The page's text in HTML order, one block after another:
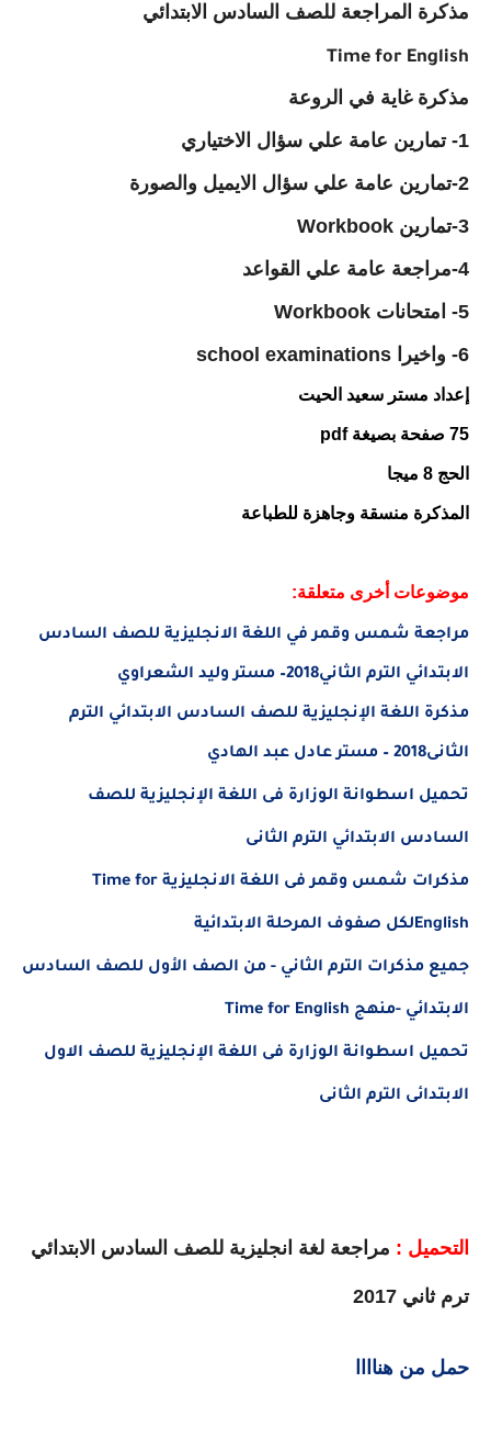
مذكرة المراجعة للصف السادس الابتدائي
Time for English
مذكرة غاية في الروعة
1- تمارين عامة علي سؤال الاختياري
2-تمارين عامة علي سؤال الايميل والصورة
3-تمارين
Workbook
4-مراجعة عامة علي القواعد
5- امتحانات
Workbook
6- واخيرا
school examinations
إعداد مستر سعيد الحيت
75 صفحة بصيغة pdf
الحج 8 ميجا
المذكرة منسقة وجاهزة للطباعة
موضوعات أخرى متعلقة:
مراجعة شمس وقمرفي اللغة الانجليزية للصف السادس
الابتدائي الترم الثاني2018– مستر وليد الشعراوي
مذكرة اللغة الإنجليزية للصف السادس الابتدائي الترم
الثانى2018 – مستر عادل عبد الهادي
تحميل اسطوانة الوزارة فى اللغة الإنجليزية للصف
السادس الابتدائي الترم الثانى
مذكرات شمس وقمر فى اللغة الانجليزية Time for
Englishلكل صفوف المرحلة الابتدائية
جميع مذكرات الترم الثاني - من الصف الأول للصف السادس
الابتدائي -منهج Time for English
تحميل اسطوانة الوزارة فى اللغة الإنجليزية للصف الاول
الابتدائى الترم الثانى
التحميل : مراجعة لغة انجليزية للصف السادس الابتدائي
ترم ثاني 2017
حمل من هناااا